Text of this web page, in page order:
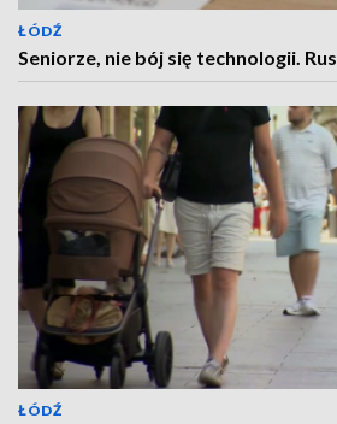
ŁÓDŹ
Seniorze, nie bój się technologii.
ŁÓDŹ